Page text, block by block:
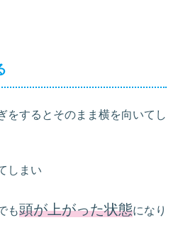
をするとそのまま横を向いてし
しまい
も頭が上がった状態になり